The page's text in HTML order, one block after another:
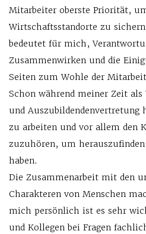
Mitarbeiter oberste Priorität,
Wirtschaftsstandorte zu
bedeutet für mich,
Zusammenwirken und die
Seiten zum Wohle der
Schon während meiner Zeit als
und Auszubildendenvertretung
zu arbeiten und vor allem den
zuzuhören, um
haben.
Die Zusammenarbeit mit den
Charakteren von Menschen
mich persönlich ist es sehr
und Kollegen bei Fragen